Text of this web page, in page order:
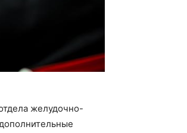
желудочно-